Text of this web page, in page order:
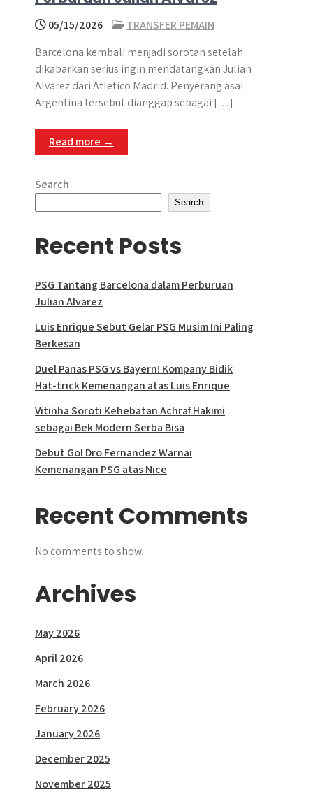
05/15/2026
TRANSFER PEMAIN
Barcelona kembali menjadi sorotan setelah
dikabarkan serius ingin mendatangkan Julian
Alvarez dari Atletico Madrid. Penyerang asal
Argentina tersebut dianggap sebagai […]
Read more →
Search
Search
Recent Posts
PSG Tantang Barcelona dalam Perburuan
Julian Alvarez
Luis Enrique Sebut Gelar PSG Musim Ini Paling
Berkesan
Duel Panas PSG vs Bayern! Kompany Bidik
Hat-trick Kemenangan atas Luis Enrique
Vitinha Soroti Kehebatan Achraf Hakimi
sebagai Bek Modern Serba Bisa
Debut Gol Dro Fernandez Warnai
Kemenangan PSG atas Nice
Recent Comments
No comments to show.
Archives
May 2026
April 2026
March 2026
February 2026
January 2026
December 2025
November 2025